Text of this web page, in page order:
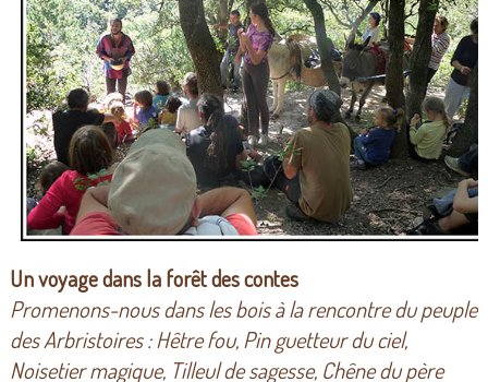
Un voyage dans la forêt des contes
Promenons-nous dans les bois à la rencontre du peuple
des Arbristoires : Hêtre fou, Pin guetteur du ciel,
Noisetier magique, Tilleul de sagesse, Chêne du père